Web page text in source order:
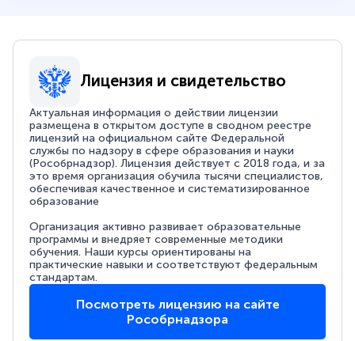
Лицензия и свидетельство
Актуальная информация о действии лицензии
размещена в открытом доступе в сводном реестре
лицензий на официальном сайте Федеральной
службы по надзору в сфере образования и науки
(Рособрнадзор). Лицензия действует с 2018 года, и за
это время организация обучила тысячи специалистов,
обеспечивая качественное и систематизированное
образование
Организация активно развивает образовательные
программы и внедряет современные методики
обучения. Наши курсы ориентированы на
практические навыки и соответствуют федеральным
стандартам.
Посмотреть лицензию на сайте
Рособрнадзора